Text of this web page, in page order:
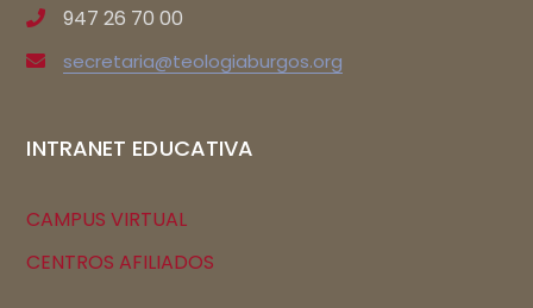
947 26 70 00
secretaria@teologiaburgos.org
INTRANET EDUCATIVA
CAMPUS VIRTUAL
CENTROS AFILIADOS